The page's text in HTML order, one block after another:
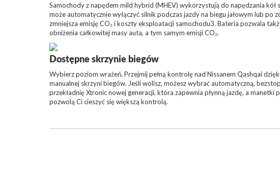
Samochody z napędem mild hybrid (MHEV) wykorzystują do napędzania
może automatycznie wyłączyć silnik podczas jazdy na biegu jałowym lub
zmniejsza emisję CO₂ i koszty eksploatacji samochodu3. Bateria pozwala
obniżenia całkowitej masy auta, a tym samym emisji CO₂.
Dostępne skrzynie biegów
Wybierz poziom wrażeń. Przejmij pełną kontrolę nad Nissanem Qashqai
manualnej skrzyni biegów. Jeśli wolisz, możesz wybrać automatyczną,
przekładnię Xtronic nowej generacji, która zapewnia płynną jazdę, a manetki
pozwolą Ci cieszyć się większą kontrolą.